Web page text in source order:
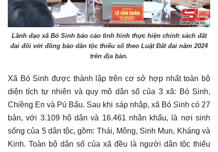
Lãnh đạo xã Bó Sinh báo cáo tình hình thực hiện chính sách đất
đai đối với đồng bào dân tộc thiểu số theo Luật Đất đai năm 2024
trên địa bàn.
Xã Bó Sinh được thành lập trên cơ sở hợp nhất toàn bộ
diện tích tự nhiên và quy mô dân số của 3 xã: Bó Sinh,
Chiềng En và Pú Bẩu. Sau khi sáp nhập, xã Bó Sinh có 27
bản, với 3.109 hộ dân và 16.461 nhân khẩu, là nơi sinh
sống của 5 dân tộc, gồm: Thái, Mông, Sinh Mun, Kháng và
Kinh. Toàn bộ dân số của xã đều là người dân tộc thiểu